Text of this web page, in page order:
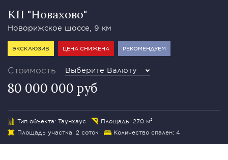
КП "Новахово"
Новорижское шоссе, 9 км
ЭКСКЛЮЗИВ ЦЕНА СНИЖЕНА РЕКОМЕНДУЕМ
Стоимость Выберите Валюту
80 000 000 руб
Тип объекта: Таунхаус
Площадь: 270 м²
Площадь участка: 2 соток
Количество спален: 4